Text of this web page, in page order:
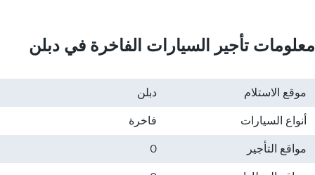
معلومات تأجير السيارات الفاخرة في دبلن
موقع الاستلام
دبلن
أنواع السيارات
فاخرة
مواقع التأجير
0